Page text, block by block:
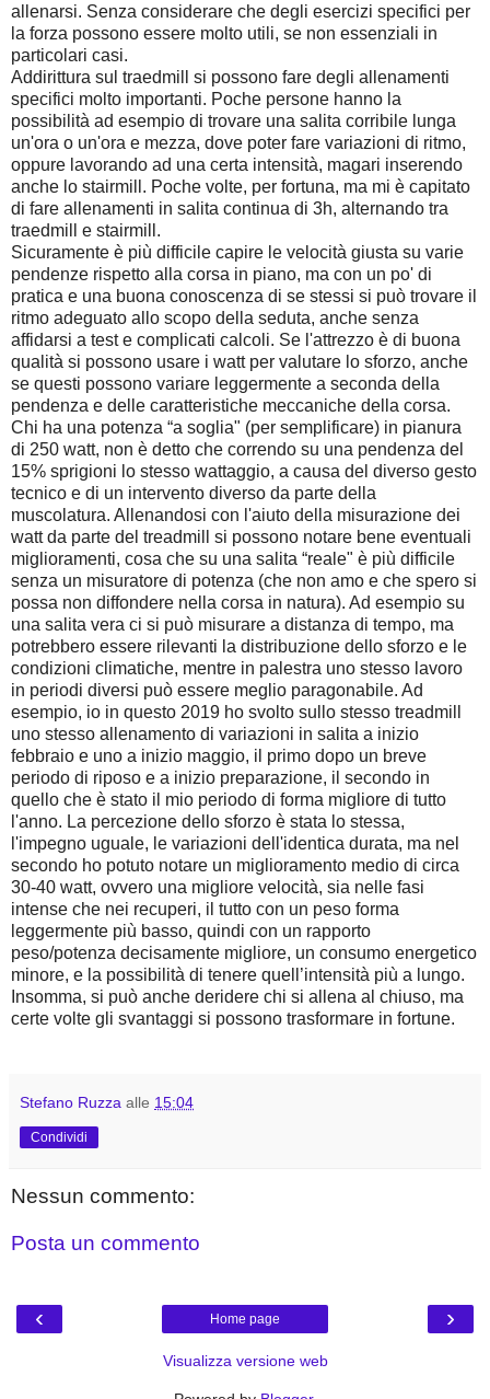
allenarsi. Senza considerare che degli esercizi specifici per
la forza possono essere molto utili, se non essenziali in
particolari casi.
Addirittura sul traedmill si possono fare degli allenamenti
specifici molto importanti. Poche persone hanno la
possibilità ad esempio di trovare una salita corribile lunga
un'ora o un'ora e mezza, dove poter fare variazioni di ritmo,
oppure lavorando ad una certa intensità, magari inserendo
anche lo stairmill. Poche volte, per fortuna, ma mi è capitato
di fare allenamenti in salita continua di 3h, alternando tra
traedmill e stairmill.
Sicuramente è più difficile capire le velocità giusta su varie
pendenze rispetto alla corsa in piano, ma con un po' di
pratica e una buona conoscenza di se stessi si può trovare il
ritmo adeguato allo scopo della seduta, anche senza
affidarsi a test e complicati calcoli. Se l'attrezzo è di buona
qualità si possono usare i watt per valutare lo sforzo, anche
se questi possono variare leggermente a seconda della
pendenza e delle caratteristiche meccaniche della corsa.
Chi ha una potenza “a soglia" (per semplificare) in pianura
di 250 watt, non è detto che correndo su una pendenza del
15% sprigioni lo stesso wattaggio, a causa del diverso gesto
tecnico e di un intervento diverso da parte della
muscolatura. Allenandosi con l'aiuto della misurazione dei
watt da parte del treadmill si possono notare bene eventuali
miglioramenti, cosa che su una salita “reale" è più difficile
senza un misuratore di potenza (che non amo e che spero si
possa non diffondere nella corsa in natura). Ad esempio su
una salita vera ci si può misurare a distanza di tempo, ma
potrebbero essere rilevanti la distribuzione dello sforzo e le
condizioni climatiche, mentre in palestra uno stesso lavoro
in periodi diversi può essere meglio paragonabile. Ad
esempio, io in questo 2019 ho svolto sullo stesso treadmill
uno stesso allenamento di variazioni in salita a inizio
febbraio e uno a inizio maggio, il primo dopo un breve
periodo di riposo e a inizio preparazione, il secondo in
quello che è stato il mio periodo di forma migliore di tutto
l'anno. La percezione dello sforzo è stata lo stessa,
l'impegno uguale, le variazioni dell'identica durata, ma nel
secondo ho potuto notare un miglioramento medio di circa
30-40 watt, ovvero una migliore velocità, sia nelle fasi
intense che nei recuperi, il tutto con un peso forma
leggermente più basso, quindi con un rapporto
peso/potenza decisamente migliore, un consumo energetico
minore, e la possibilità di tenere quell’intensità più a lungo.
Insomma, si può anche deridere chi si allena al chiuso, ma
certe volte gli svantaggi si possono trasformare in fortune.
Stefano Ruzza alle 15:04
Condividi
Nessun commento:
Posta un commento
‹ ›
Home page
Visualizza versione web